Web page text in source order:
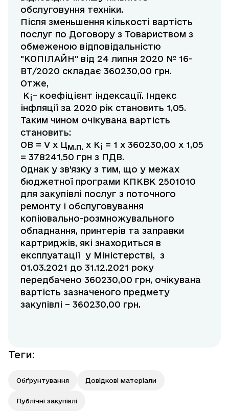
обслуговуння техніки.
Після зменьшення кількості вартість
послуг по Договору з Товариством з
обмеженою відповідальністю
"КОПІЛАЙН" від 24 липня 2020 № 16-
ВТ/2020 складає 360230,00 грн.
Отже,
Ki– коефіцієнт індексації. Індекс
інфляції за 2020 рік становить 1,05.
Таким чином очікувана вартість
становить:
ОВ = V x Цм.п. x Ki = 1 x 360230,00 x 1,05
= 378241,50 грн з ПДВ.
Однак у зв’язку з тим, що у межах
бюджетної програми КПКВК 2501010
для закупівлі послуг з поточного
ремонту і обслуговування
копіювально-розмножувального
обладнання, принтерів та заправки
картриджів, які знаходиться в
експлуатації у Міністерстві, з
01.03.2021 до 31.12.2021 року
передбачено 360230,00 грн, очікувана
вартість зазначеного предмету
закупівлі – 360230,00 грн.
Теги:
Обґрунтування Довідкові матеріали
Публічні закупівлі